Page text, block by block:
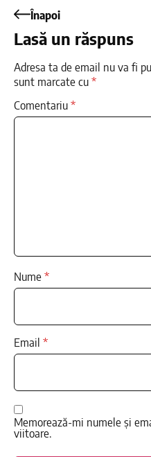
Înapoi
Lasă un răspuns
Adresa ta de email nu va fi
sunt marcate cu*
Comentariu*
Nume*
Email *
Memorează-mi numele și
viitoare.